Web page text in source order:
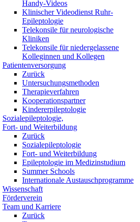
Handy-Videos
Klinischer Videodienst Ruhr-
Epileptologie
Telekonsile für neurologische
Kliniken
Telekonsile für niedergelassene
Kolleginnen und Kollegen
Patientenversorgung
Zurück
Untersuchungsmethoden
Therapieverfahren
Kooperationspartner
Kindererpileptologie
Sozialepileptologie,
Fort- und Weiterbildung
Zurück
Sozialepileptologie
Fort- und Weiterbildung
Epileptologie im Medizinstudium
Summer Schools
Internationale Austauschprogramme
Wissenschaft
Förderverein
Team und Karriere
Zurück